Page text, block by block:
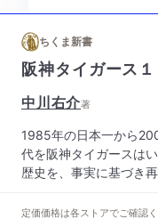
ちくま新書
阪神タイガース
中川右介著
1985年の日本一から
代を阪神タイガースは
歴史を、事実に基づき再
定価価格は各ストアでご確認